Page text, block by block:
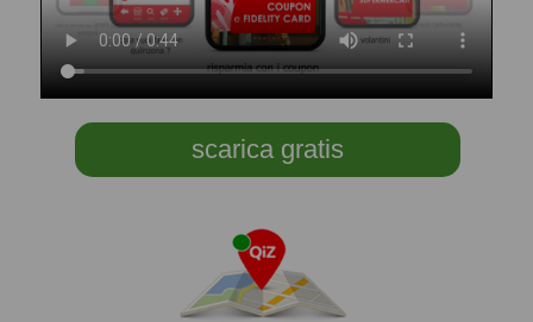
scarica gratis